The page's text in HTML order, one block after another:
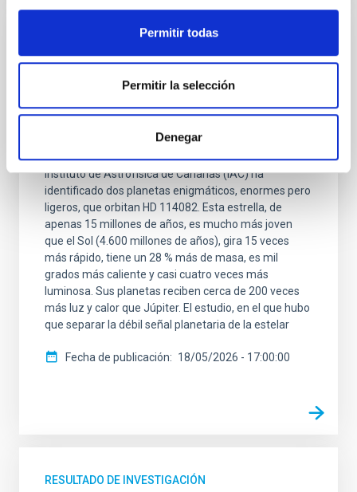
Permitir todas
Permitir la selección
Denegar
El IAC y la ULL lideran la identificación de
los exoplanetas con mayor periodo orbital
entre los que transitan estrellas jóvenes
Una colaboración internacional de astr ónomos
liderada por la Universidad de La Laguna (ULL) y el
Instituto de Astrofísica de Canarias (IAC) ha
identificado dos planetas enigmáticos, enormes pero
ligeros, que orbitan HD 114082. Esta estrella, de
apenas 15 millones de años, es mucho más joven
que el Sol (4.600 millones de años), gira 15 veces
más rápido, tiene un 28 % más de masa, es mil
grados más caliente y casi cuatro veces más
luminosa. Sus planetas reciben cerca de 200 veces
más luz y calor que Júpiter. El estudio, en el que hubo
que separar la débil señal planetaria de la estelar
Fecha de publicación 18/05/2026 - 17:00:00
RESULTADO DE INVESTIGACIÓN